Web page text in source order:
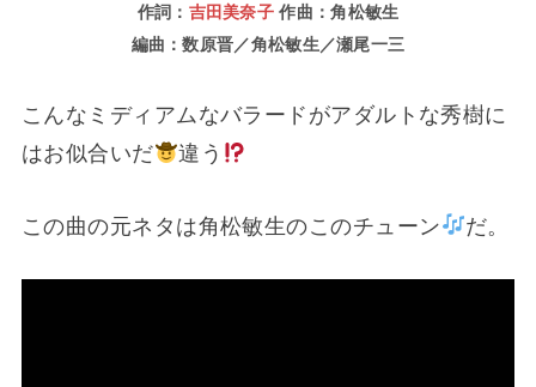
作詞： 吉田美奈子 作曲：角松敏生
編曲：数原晋／角松敏生／瀬尾一三
こんなミディアムなバラードがアダルトな秀樹に
はお似合いだ
違う
この曲の元ネタは角松敏生のこのチューン だ。